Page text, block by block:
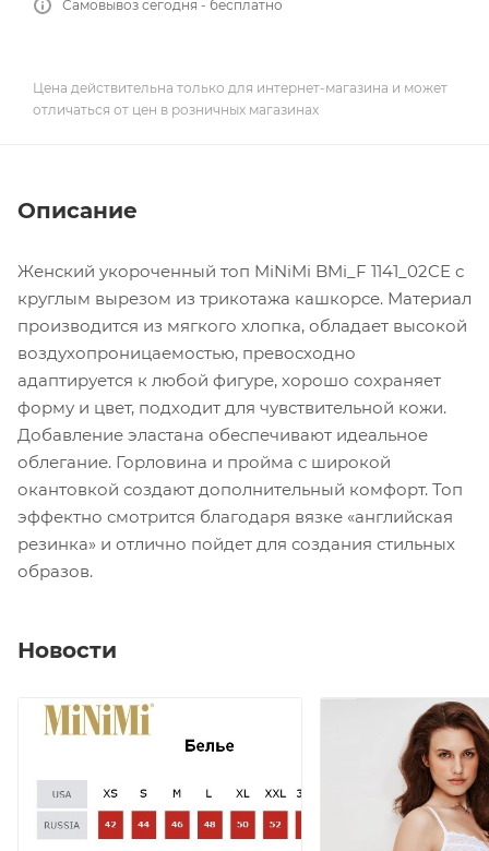
Самовывоз сегодня - бесплатно
Цена действительна только для интернет-магазина и может
отличаться от цен в розничных магазинах
Описание
Женский укороченный топ MiNiMi BMi_F 1141_02CE с
круглым вырезом из трикотажа кашкорсе. Материал
производится из мягкого хлопка, обладает высокой
воздухопроницаемостью, превосходно
адаптируется к любой фигуре, хорошо сохраняет
форму и цвет, подходит для чувствительной кожи.
Добавление эластана обеспечивают идеальное
облегание. Горловина и пройма с широкой
окантовкой создают дополнительный комфорт. Топ
эффектно смотрится благодаря вязке «английская
резинка» и отлично пойдет для создания стильных
образов.
Новости